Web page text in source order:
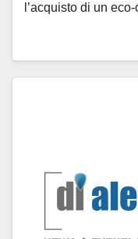
l’acquisto di un